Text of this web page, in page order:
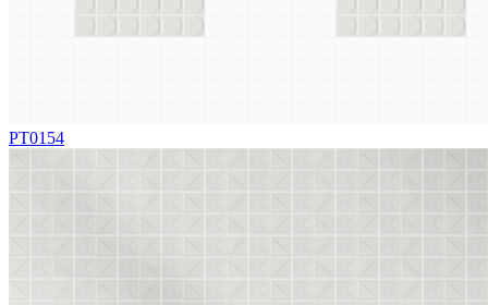
PT0154